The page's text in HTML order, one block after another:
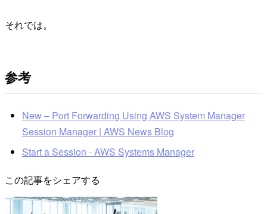
それでは。
参考
New – Port Forwarding Using AWS System Manager
Session Manager | AWS News Blog
Start a Session - AWS Systems Manager
この記事をシェアする